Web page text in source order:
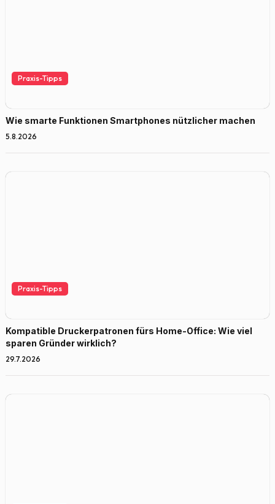
Praxis-Tipps
Wie smarte Funktionen Smartphones nützlicher machen
5.8.2026
Praxis-Tipps
Kompatible Druckerpatronen fürs Home-Office: Wie viel
sparen Gründer wirklich?
29.7.2026